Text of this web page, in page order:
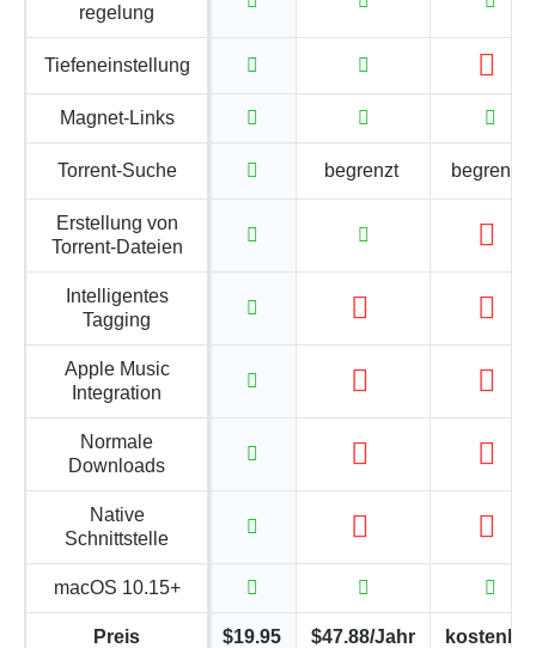
regelung
Tiefeneinstellung
Magnet-Links
Torrent-Suche begrenzt begrenzt
Erstellung von
Torrent-Dateien
Intelligentes
Tagging
Apple Music
Integration
Normale
Downloads
Native
Schnittstelle
macOS 10.15+
Preis $19.95 $47.88/Jahr kostenlos